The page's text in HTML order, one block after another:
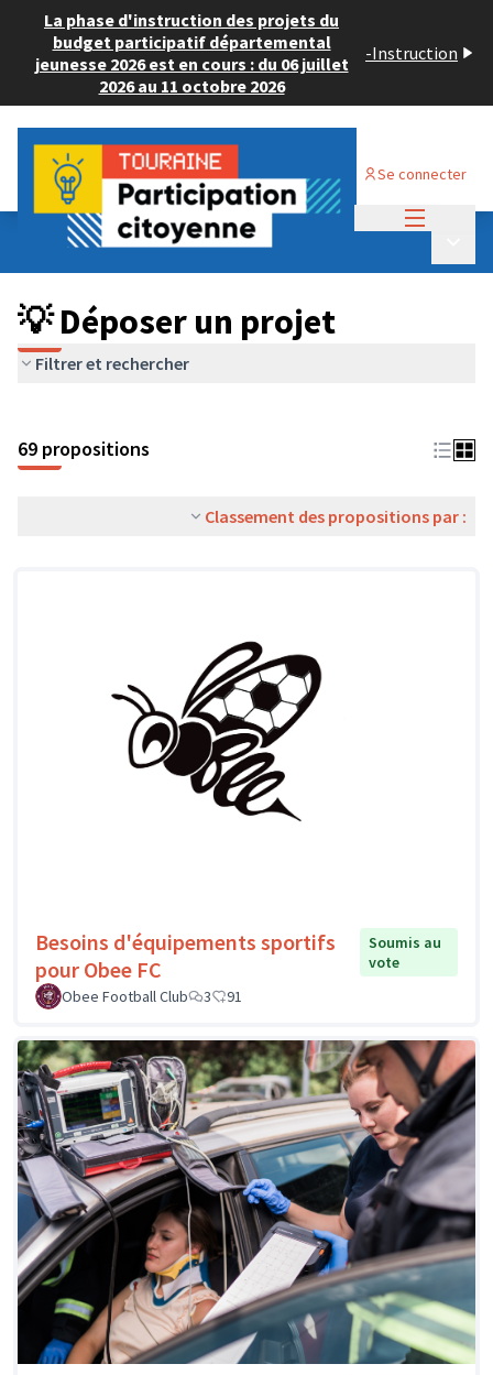
La phase d'instruction des projets du
budget participatif départemental
jeunesse 2026 est en cours : du 06 juillet
2026 au 11 octobre 2026
-Instruction
Se connecter
Budget Participatif ADULTE 2024
💡 Déposer un projet
💡 Déposer un projet
Filtrer et rechercher
69 propositions
Classement des propositions par :
Besoins d'équipements sportifs
pour Obee FC
Soumis au
vote
Obee Football Club
3 91